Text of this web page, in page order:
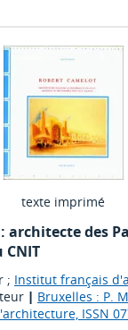
texte imprimé
architecte des
CNIT
; Institut français
| Bruxelles : P.
ISSN